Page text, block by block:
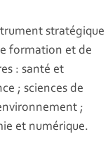
stratégique
formation et de
: santé et
; sciences de
;
et numérique.